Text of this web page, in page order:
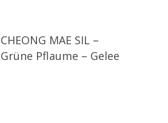
CHEONG MAE SIL –
Grüne Pflaume – Gelee